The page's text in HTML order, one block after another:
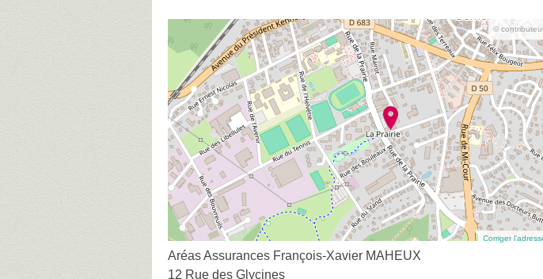
©
Corriger
Aréas Assurances François-Xavier MAHEUX
12 Rue des Glycines